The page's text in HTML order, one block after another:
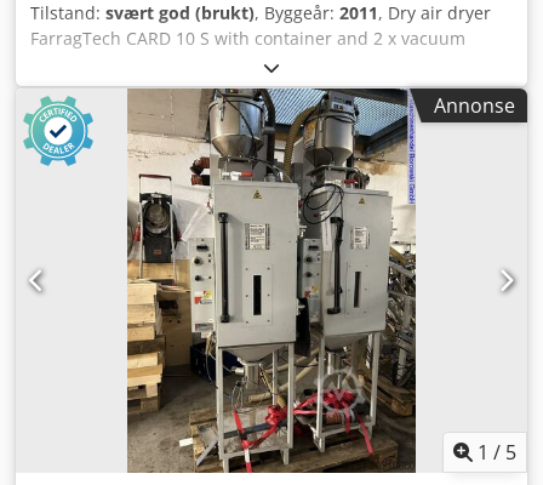
Tilstand: svært god (brukt), Byggeår: 2011, Dry air dryer
FarragTech CARD 10 S with container and 2 x vacuum
conveyors ICEVA GS-4mD Stock no.: 503577 Machine/Device
type: Dry air dryer Manufacturer: FarragTech GmbH Model:
CARD 10 S Year of manufacture: 2011 Container volume: 10
ltr. Throughput: 2 h/3.25 kg/80° ABS Dedpjy Akk Sofx Ai
Sock Power: 1.1 kW Voltage: 230 Volt Hopper volume: 70 ltr
Accessories: 2x vacuum conveyors ICEVA GS-4mD
Annonse
1 / 5